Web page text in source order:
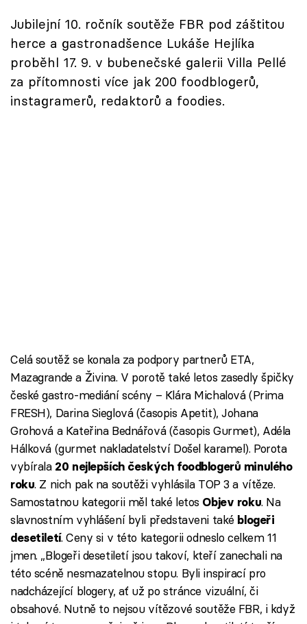
Přihlášení
Sledujte nás
Jubilejní 10. ročník soutěže FBR pod záštitou
herce a gastronadšence Lukáše Hejlíka
proběhl 17. 9. v bubenečské galerii Villa Pellé
za přítomnosti více jak 200 foodblogerů,
instagramerů, redaktorů a foodies.
Celá soutěž se konala za podpory partnerů ETA,
Mazagrande a Živina. V porotě také letos zasedly špičky
české gastro-mediání scény – Klára Michalová (Prima
FRESH), Darina Sieglová (časopis Apetit), Johana
Grohová a Kateřina Bednářová (časopis Gurmet), Adéla
Hálková (gurmet nakladatelství Došel karamel). Porota
vybírala 20 nejlepších českých foodblogerů minulého
roku. Z nich pak na soutěži vyhlásila TOP 3 a vítěze.
Samostatnou kategorii měl také letos Objev roku. Na
slavnostním vyhlášení byli představeni také blogeři
desetiletí. Ceny si v této kategorii odneslo celkem 11
jmen. „Blogeři desetiletí jsou takoví, kteří zanechali na
této scéně nesmazatelnou stopu. Byli inspirací pro
nadcházející blogery, ať už po stránce vizuální, či
obsahové. Nutně to nejsou vítězové soutěže FBR, i když